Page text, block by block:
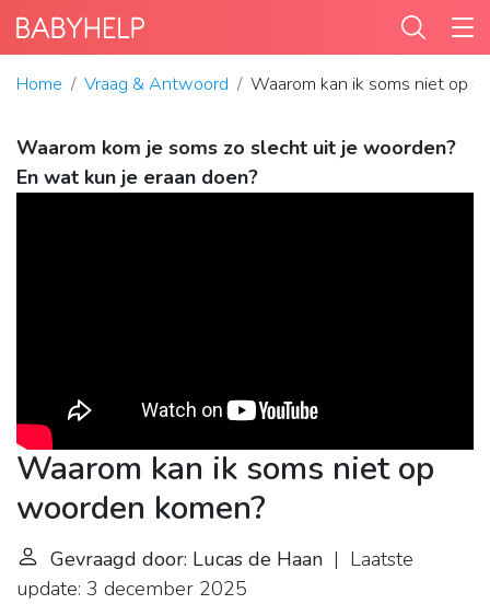
Home Vraag & Antwoord Waarom kan ik soms niet op
Waarom kom je soms zo slecht uit je woorden?
En wat kun je eraan doen?
Waarom kan ik soms niet op
woorden komen?
Gevraagd door: Lucas de Haan | Laatste
update: 3 december 2025